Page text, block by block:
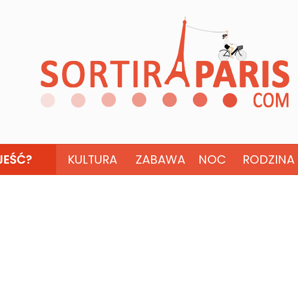
KULTURA ZABAWA NOC RODZINA